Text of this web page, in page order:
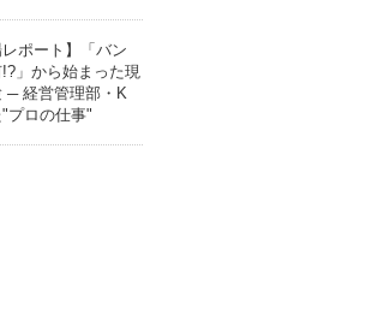
レポート】「バン
!?」から始まった現
─ 経営管理部・K
プロの仕事"